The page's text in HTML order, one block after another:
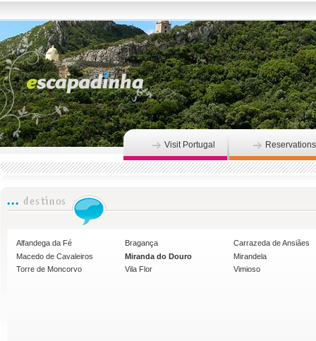
Visit Portugal Reservations
Alfandega da Fé Bragança
Carrazeda de Ansiães
Macedo de Cavaleiros
Miranda do Douro
Mirandela
Torre de Moncorvo
Vila Flor Vimioso